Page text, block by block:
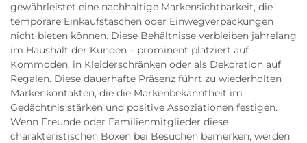
gewährleistet eine nachhaltige Markensichtbarkeit, die
temporäre Einkaufstaschen oder Einwegverpackungen
nicht bieten können. Diese Behältnisse verbleiben jahrelang
im Haushalt der Kunden – prominent platziert auf
Kommoden, in Kleiderschränken oder als Dekoration auf
Regalen. Diese dauerhafte Präsenz führt zu wiederholten
Markenkontakten, die die Markenbekanntheit im
Gedächtnis stärken und positive Assoziationen festigen.
Wenn Freunde oder Familienmitglieder diese
charakteristischen Boxen bei Besuchen bemerken, werden